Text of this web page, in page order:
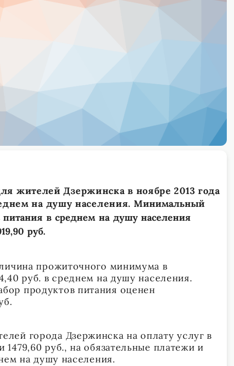
жителей Дзержинска в ноябре 2013 года
на душу населения. Минимальный
в среднем на душу населения
руб.
прожиточного минимума в
руб. в среднем на душу населения.
продуктов питания оценен
города Дзержинска на оплату услуг в
руб., на обязательные платежи и
на душу населения.